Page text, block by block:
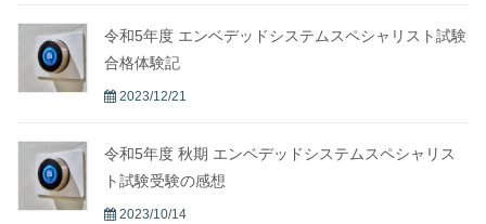
令和5年度 エンベデッドシステムスペシャリスト試験
合格体験記
2023/12/21
令和5年度 秋期 エンベデッドシステムスペシャリス
ト試験受験の感想
2023/10/14